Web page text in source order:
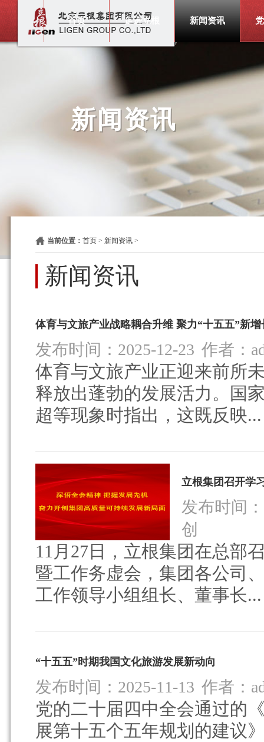
首页 走进立根 新闻资讯
新闻资讯
当前位置： 首页 > 新闻资讯 >
新闻资讯
体育与文旅产业战略耦合升维 聚力“十五五”新增
发布时间：2025-12-23 作者：
体育与文旅产业正迎来前所
释放出蓬勃的发展活力。国
超等现象时指出，这既反映...
立根集团召开学
发布时间
创
11月27日，立根集团在总部
暨工作务虚会，集团各公司
工作领导小组组长、董事长...
“十五五”时期我国文化旅游发展新动向
发布时间：2025-11-13 作者：
党的二十届四中全会通过的
展第十五个五年规划的建议